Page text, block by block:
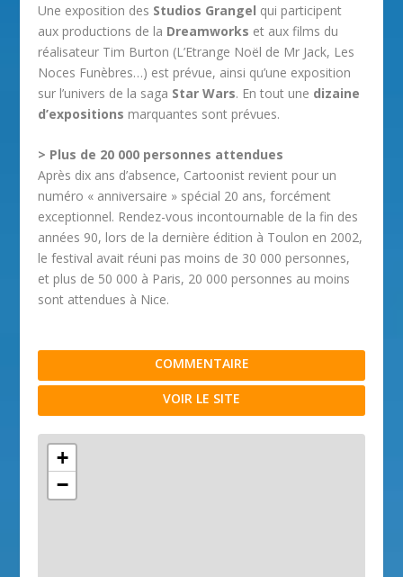
Une exposition des Studios Grangel qui participent
aux productions de la Dreamworks et aux films du
réalisateur Tim Burton (L’Etrange Noël de Mr Jack, Les
Noces Funèbres…) est prévue, ainsi qu’une exposition
sur l’univers de la saga Star Wars. En tout une dizaine
d’expositions marquantes sont prévues.
> Plus de 20 000 personnes attendues
Après dix ans d’absence, Cartoonist revient pour un
numéro « anniversaire » spécial 20 ans, forcément
exceptionnel. Rendez-vous incontournable de la fin des
années 90, lors de la dernière édition à Toulon en 2002,
le festival avait réuni pas moins de 30 000 personnes,
et plus de 50 000 à Paris, 20 000 personnes au moins
sont attendues à Nice.
COMMENTAIRE
VOIR LE SITE
+
−